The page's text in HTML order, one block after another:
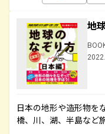
地
日本の地形や造形物を
橋、川、湖、半島など